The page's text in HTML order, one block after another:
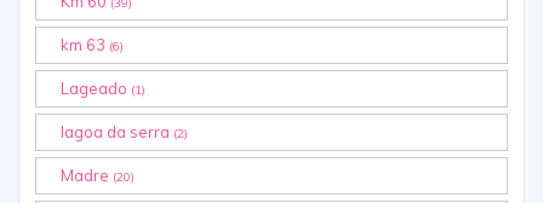
(39)
km 63 (6)
Lageado (1)
lagoa da serra (2)
Madre (20)